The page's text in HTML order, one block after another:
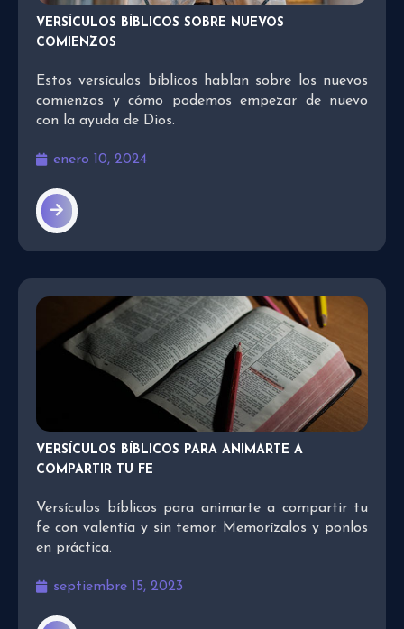
VERSÍCULOS BÍBLICOS SOBRE NUEVOS
COMIENZOS
Estos versículos bíblicos hablan sobre los nuevos
comienzos y cómo podemos empezar de nuevo
con la ayuda de Dios.
enero 10, 2024
VERSÍCULOS BÍBLICOS PARA ANIMARTE A
COMPARTIR TU FE
Versículos bíblicos para animarte a compartir tu
fe con valentía y sin temor. Memorízalos y ponlos
en práctica.
septiembre 15, 2023